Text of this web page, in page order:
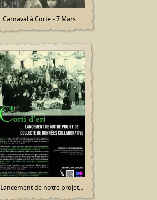
Carnaval à Corte - 7 Mars...
Lancement de notre projet...